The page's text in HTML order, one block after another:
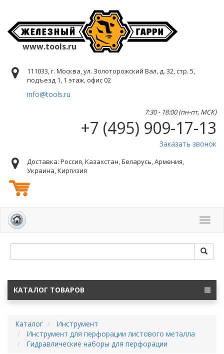
www.tools.ru
111033, г. Москва, ул. Золоторожский Вал, д. 32, стр. 5,
подъезд 1, 1 этаж, офис 02
info@tools.ru
7:30 - 18:00 (пн-пт, МСК)
+7 (495) 909-17-13
Заказать звонок
Доставка: Россия, Казахстан, Беларусь, Армения,
Украина, Киргизия
КАТАЛОГ ТОВАРОВ
Каталог
Инструмент
Инструмент для перфорации листового металла
Гидравлические наборы для перфорации